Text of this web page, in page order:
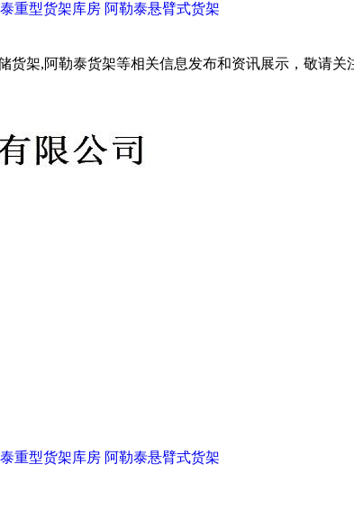
重型货架库房 阿勒泰悬臂式货架
货架,阿勒泰货架等相关信息发布和资讯展示，敬请关
重型货架库房 阿勒泰悬臂式货架